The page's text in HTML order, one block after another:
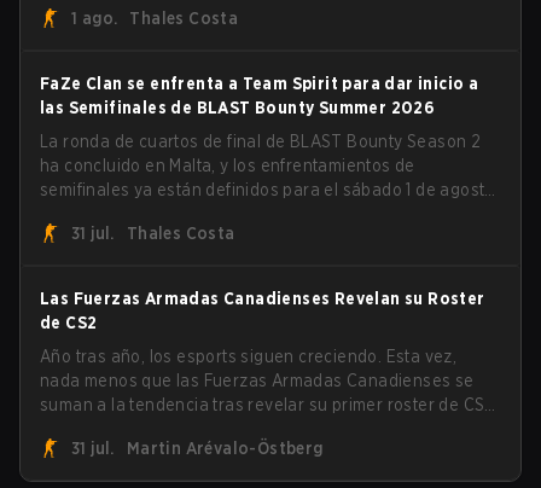
1 ago.
Thales Costa
FaZe Clan se enfrenta a Team Spirit para dar inicio a
las Semifinales de BLAST Bounty Summer 2026
La ronda de cuartos de final de BLAST Bounty Season 2
ha concluido en Malta, y los enfrentamientos de
semifinales ya están definidos para el sábado 1 de agosto.
sobrevivientes que aún luchan por el trofeo, mientras que
31 jul. Thales Costa
Las Fuerzas Armadas Canadienses Revelan su Roster
de CS2
Año tras año, los esports siguen creciendo. Esta vez,
nada menos que las Fuerzas Armadas Canadienses se
suman a la tendencia tras revelar su primer roster de CS2.
Forces se unirá ahora a una competencia de CS para
personal militar destinada a expandir el alcance de los
31 jul. Martin Arévalo-Östberg